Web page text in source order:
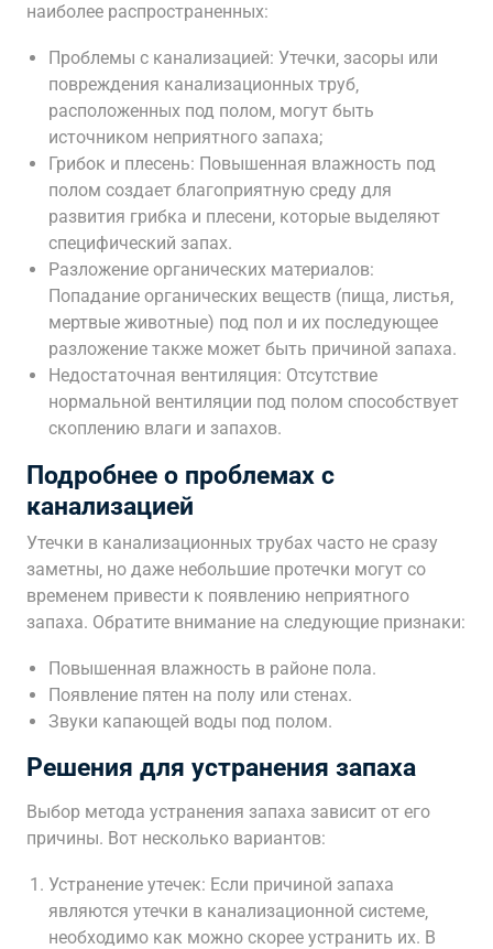
наиболее распространенных:
Проблемы с канализацией: Утечки‚ засоры или
повреждения канализационных труб‚
расположенных под полом‚ могут быть
источником неприятного запаха;
Грибок и плесень: Повышенная влажность под
полом создает благоприятную среду для
развития грибка и плесени‚ которые выделяют
специфический запах.
Разложение органических материалов:
Попадание органических веществ (пища‚ листья‚
мертвые животные) под пол и их последующее
разложение также может быть причиной запаха.
Недостаточная вентиляция: Отсутствие
нормальной вентиляции под полом способствует
скоплению влаги и запахов.
Подробнее о проблемах с
канализацией
Утечки в канализационных трубах часто не сразу
заметны‚ но даже небольшие протечки могут со
временем привести к появлению неприятного
запаха. Обратите внимание на следующие признаки:
Повышенная влажность в районе пола.
Появление пятен на полу или стенах.
Звуки капающей воды под полом.
Решения для устранения запаха
Выбор метода устранения запаха зависит от его
причины. Вот несколько вариантов:
Устранение утечек: Если причиной запаха
являются утечки в канализационной системе‚
необходимо как можно скорее устранить их. В